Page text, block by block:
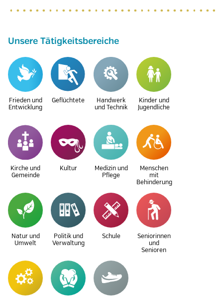
Unsere Tätigkeitsbereiche
Frieden und
Entwicklung
Geflüchtete
Handwerk
und Technik
Kinder und
Jugendliche
Kirche und
Gemeinde
Kultur
Medizin und
Pflege
Menschen
mit
Behinderung
Natur und
Umwelt
Politik und
Verwaltung
Schule
Seniorinnen
und
Senioren